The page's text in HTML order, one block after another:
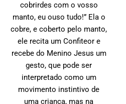
cobrirdes com o vosso
manto, eu ouso tudo!” Ela o
cobre, e coberto pelo manto,
ele recita um Confiteor e
recebe do Menino Jesus um
gesto, que pode ser
interpretado como um
movimento instintivo de
uma criança, mas na